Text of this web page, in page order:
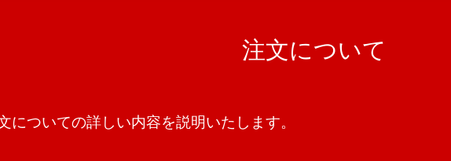
注文について
についての詳しい内容を説明いたします。